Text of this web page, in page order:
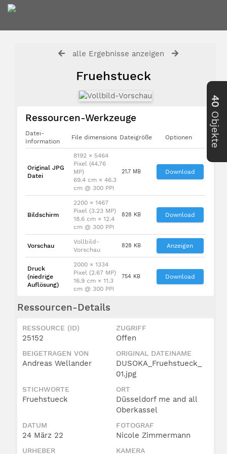
alle Ergebnisse anzeigen
Fruehstueck
Ressourcen-Werkzeuge
Datei-
Information
File dimensions Dateigröße Optionen
Original JPG
Datei
8192 × 5464
Pixel (44.76
MP)
69.4 cm × 46.3
cm @ 300 PPI
21.7 MB Download
Bildschirm
2200 × 1467
Pixel (3.23 MP)
18.6 cm × 12.4
cm @ 300 PPI
828 KB Download
Vorschau
Vollbild-
Vorschau
828 KB Anzeigen
Druck
(niedrige
Auflösung)
2000 × 1334
Pixel (2.67 MP)
16.9 cm × 11.3
cm @ 300 PPI
754 KB Download
Ressourcen-Details
RESSOURCE (ID)
25152
ZUGRIFF
Offen
BEIGETRAGEN VON
Andreas Wellander
ORIGINAL DATEINAME
DUSOKA_Fruehstueck_
01.jpg
STICHWORTE
Fruehstueck
ORT
Düsseldorf me and all
Oberkassel
DATUM
24 März 22
FOTOGRAF
Nicole Zimmermann
URHEBER KAMERA
40
Objekte